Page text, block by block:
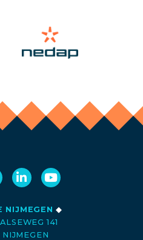
NIJMEGEN ◆
141